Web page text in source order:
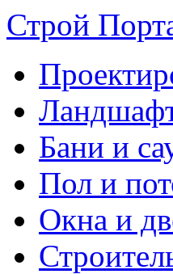
Строй
Бани и
Пол и
Окна и